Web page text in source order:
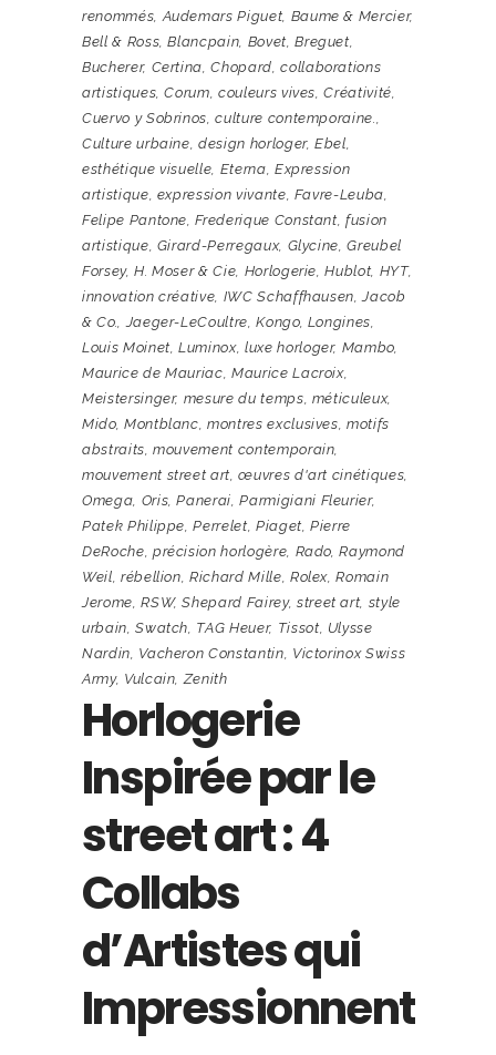
renommés,Audemars Piguet, Baume & Mercier,
Bell & Ross,Blancpain, Bovet,Breguet,
Bucherer, Certina,Chopard,collaborations
artistiques,Corum,couleurs vives,Créativité,
Cuervo y Sobrinos,culture contemporaine.,
Culture urbaine,design horloger,Ebel,
esthétique visuelle, Eterna, Expression
artistique, expression vivante, Favre-Leuba,
Felipe Pantone,Frederique Constant,fusion
artistique, Girard-Perregaux, Glycine,Greubel
Forsey,H. Moser & Cie, Horlogerie,Hublot, HYT,
innovation créative, IWC Schaffhausen,Jacob
& Co.,Jaeger-LeCoultre,Kongo, Longines,
Louis Moinet,Luminox, luxe horloger, Mambo,
Maurice de Mauriac,Maurice Lacroix,
Meistersinger, mesure du temps, méticuleux,
Mido, Montblanc,montres exclusives,motifs
abstraits,mouvement contemporain,
mouvement street art,œuvres d'art cinétiques,
Omega, Oris,Panerai,Parmigiani Fleurier,
Patek Philippe,Perrelet, Piaget,Pierre
DeRoche, précision horlogère, Rado,Raymond
Weil, rébellion,Richard Mille, Rolex,Romain
Jerome,RSW,Shepard Fairey, street art, style
urbain,Swatch, TAG Heuer, Tissot, Ulysse
Nardin, Vacheron Constantin, Victorinox Swiss
Army, Vulcain,Zenith
Horlogerie
Inspirée par le
street art : 4
Collabs
d’Artistes qui
Impressionnent